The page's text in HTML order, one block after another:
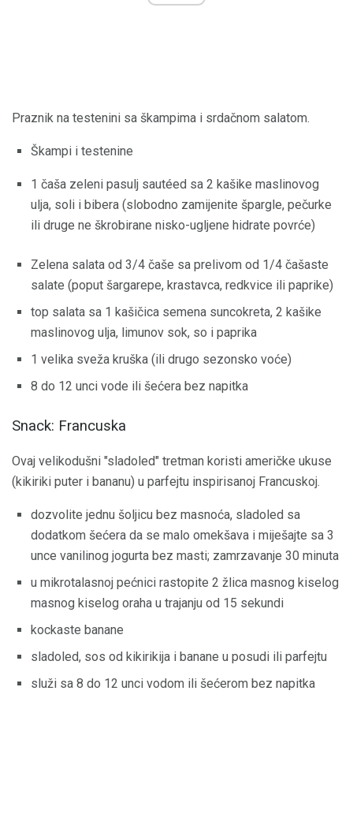
Praznik na testenini sa škampima i srdačnom salatom.
Škampi i testenine
1 čaša zeleni pasulj sautéed sa 2 kašike maslinovog
ulja, soli i bibera (slobodno zamijenite špargle, pečurke
ili druge ne škrobirane nisko-ugljene hidrate povrće)
Zelena salata od 3/4 čaše sa prelivom od 1/4 čašaste
salate (poput šargarepe, krastavca, redkvice ili paprike)
top salata sa 1 kašičica semena suncokreta, 2 kašike
maslinovog ulja, limunov sok, so i paprika
1 velika sveža kruška (ili drugo sezonsko voće)
8 do 12 unci vode ili šećera bez napitka
Snack: Francuska
Ovaj velikodušni "sladoled" tretman koristi američke ukuse
(kikiriki puter i bananu) u parfejtu inspirisanoj Francuskoj.
dozvolite jednu šoljicu bez masnoća, sladoled sa
dodatkom šećera da se malo omekšava i miješajte sa 3
unce vanilinog jogurta bez masti; zamrzavanje 30 minuta
u mikrotalasnoj pećnici rastopite 2 žlica masnog kiselog
masnog kiselog oraha u trajanju od 15 sekundi
kockaste banane
sladoled, sos od kikirikija i banane u posudi ili parfejtu
služi sa 8 do 12 unci vodom ili šećerom bez napitka